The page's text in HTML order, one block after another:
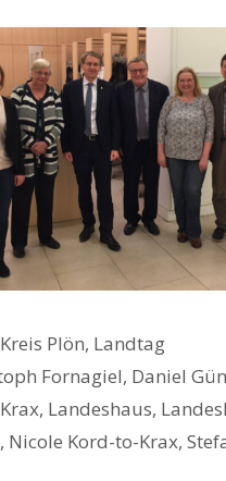
Kreis Plön, Landtag
Fornagiel, Daniel
, Landeshaus,
, Nicole Kord-to-Krax,